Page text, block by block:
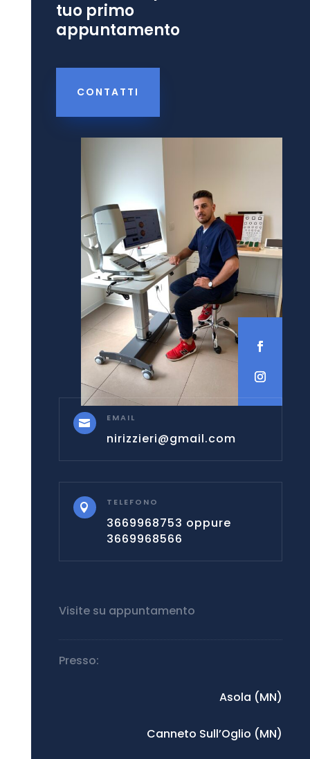
tuo primo
appuntamento
CONTATTI
 EMAIL
nirizzieri@gmail.com
 TELEFONO
3669968753 oppure
3669968566
Visite su appuntamento
Presso:
Asola (MN)
Canneto Sull’Oglio (MN)